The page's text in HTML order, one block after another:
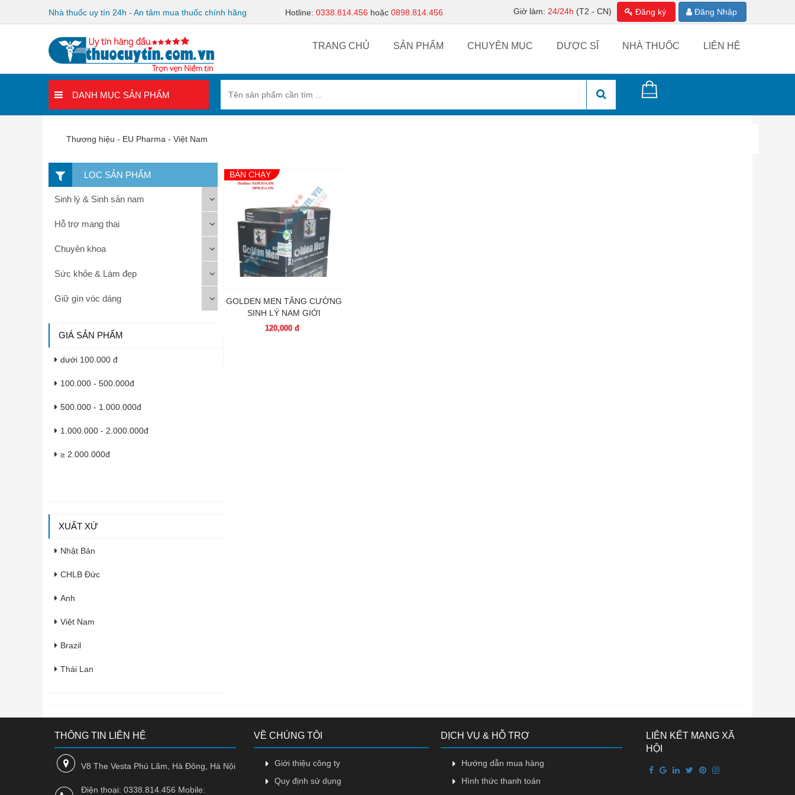
Nhà thuốc uy tín 24h - An tâm mua thuốc chính hãng Hotline: 0338.814.456 hoặc 0898.814.456 Giờ làm: 24/24h (T2 - CN) Đăng ký Đăng Nhập
TRANG CHỦ SẢN PHẨM CHUYÊN MỤC DƯỢC SĨ NHÀ THUỐC LIÊN HỆ
DANH MỤC SẢN PHẨM
Thương hiệu - EU Pharma - Việt Nam
LỌC SẢN PHẨM
Sinh lý & Sinh sản nam
Hỗ trợ mang thai
Chuyên khoa
Sức khỏe & Làm đẹp
Giữ gìn vóc dáng
GIÁ SẢN PHẨM
dưới 100.000 đ
100.000 - 500.000đ
500.000 - 1.000.000đ
1.000.000 - 2.000.000đ
≥ 2.000.000đ
XUẤT XỨ
Nhật Bản
CHLB Đức
Anh
Việt Nam
Brazil
Thái Lan
Pháp
Hàn Quốc
Úc
Ấn Độ
BÁN CHẠY
GOLDEN MEN TĂNG CƯỜNG
SINH LÝ NAM GIỚI
120,000 đ
THÔNG TIN LIÊN HỆ
V8 The Vesta Phú Lãm, Hà Đông, Hà Nội
Điện thoại: 0338.814.456 Mobile:
VỀ CHÚNG TÔI
Giới thiệu công ty
Quy định sử dụng
DỊCH VỤ & HỖ TRỢ
Hướng dẫn mua hàng
Hình thức thanh toán
LIÊN KẾT MẠNG XÃ
HỘI